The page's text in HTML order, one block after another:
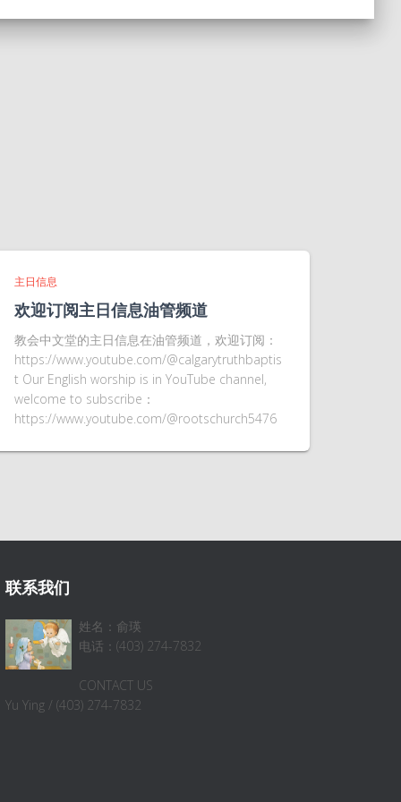
主日信息
欢迎订阅主日信息油管频道
教会中文堂的主日信息在油管频道，欢迎订阅：
https://www.youtube.com/@calgarytruthbaptis
t Our English worship is in YouTube channel,
welcome to subscribe：
https://www.youtube.com/@rootschurch5476
联系我们
姓名：俞瑛
电话：(403) 274-7832
CONTACT US
Yu Ying / (403) 274-7832